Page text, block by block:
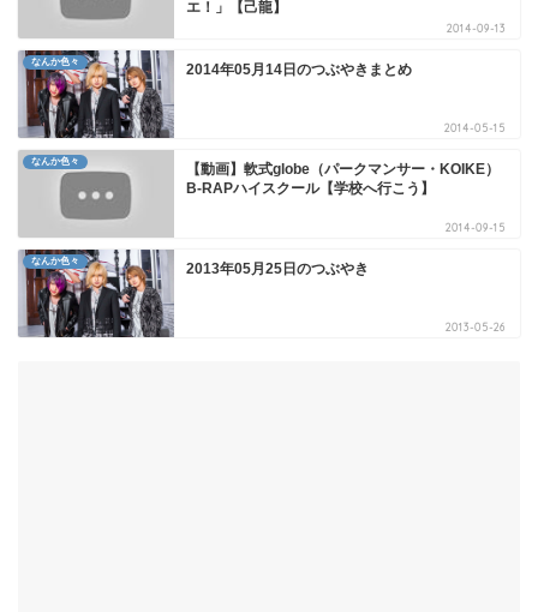
エ！」【己龍】
2014-09-13
なんか色々 2014年05月14日のつぶやきまとめ
2014-05-15
なんか色々
【動画】軟式globe（パークマンサー・KOIKE）
B-RAPハイスクール【学校へ行こう】
2014-09-15
なんか色々 2013年05月25日のつぶやき
2013-05-26